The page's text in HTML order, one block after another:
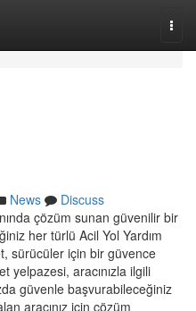
News
Discuss
çözüm sunan güvenilir bir
her türlü Acil Yol Yardım
sürücüler için bir güvence
yelpazesi, aracınızla ilgili
güvenle başvurabileceğiniz
aracınız için çözüm